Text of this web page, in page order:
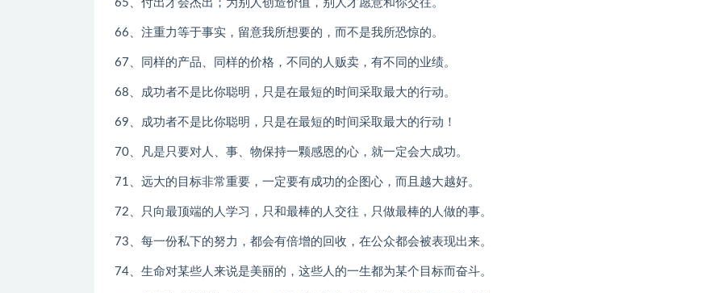
65、付出才会杰出；为别人创造价值，别人才愿意和你交往。
66、注重力等于事实，留意我所想要的，而不是我所恐惊的。
67、同样的产品、同样的价格，不同的人贩卖，有不同的业绩。
68、成功者不是比你聪明，只是在最短的时间采取最大的行动。
69、成功者不是比你聪明，只是在最短的时间采取最大的行动！
70、凡是只要对人、事、物保持一颗感恩的心，就一定会大成功。
71、远大的目标非常重要，一定要有成功的企图心，而且越大越好。
72、只向最顶端的人学习，只和最棒的人交往，只做最棒的人做的事。
73、每一份私下的努力，都会有倍增的回收，在公众都会被表现出来。
74、生命对某些人来说是美丽的，这些人的一生都为某个目标而奋斗。